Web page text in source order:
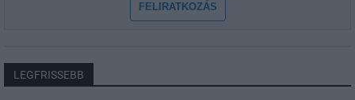
FELIRATKOZÁS
LEGFRISSEBB